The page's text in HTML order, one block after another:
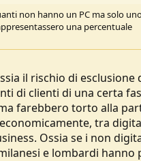
non hanno un PC ma solo
una percentuale
il rischio di esclusione
di clienti di una certa
farebbero torto alla
tra
Ossia se i non
e lombardi hanno